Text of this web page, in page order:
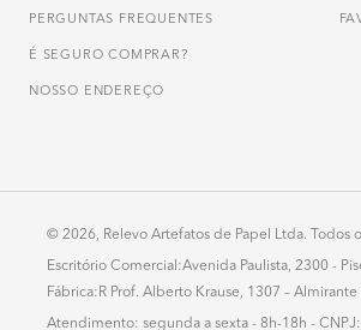
PERGUNTAS FREQUENTES
É SEGURO COMPRAR?
NOSSO ENDEREÇO
© 2026, Relevo Artefatos de Papel Ltda. Todos
Escritório Comercial:Avenida Paulista, 2300 -
Fábrica:R Prof. Alberto Krause, 1307 –
Atendimento: segunda a sexta - 8h-18h -